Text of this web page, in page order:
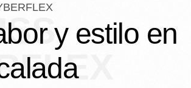
y estilo en